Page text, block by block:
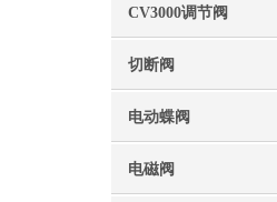
CV3000调节阀
切断阀
电动蝶阀
电磁阀